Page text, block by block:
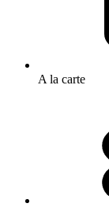
A la carte